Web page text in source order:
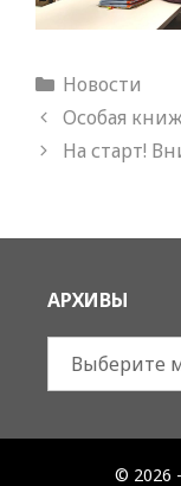
Рубрики
Новости
Особая
На старт!
АРХИВЫ
Архивы
© 2026